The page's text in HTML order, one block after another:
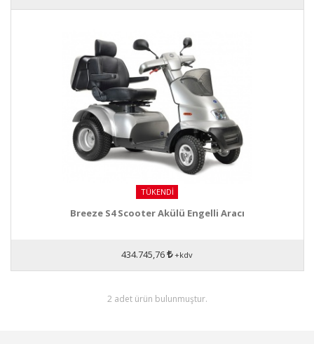
TÜKENDI
Breeze S4 Scooter Akülü Engelli Aracı
434.745,76 +kdv
2 adet ürün bulunmuştur.